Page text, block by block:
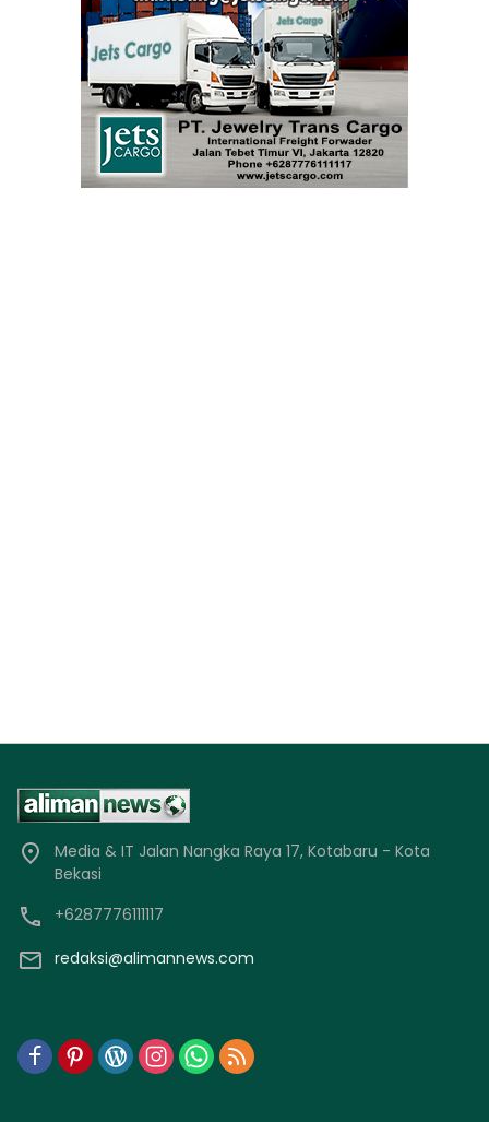
Media & IT Jalan Nangka Raya 17, Kotabaru - Kota
Bekasi
+6287776111117
redaksi@alimannews.com